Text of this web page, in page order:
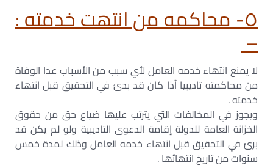
٥- محاكمه من انتھت خدمته :
–
لا يمنع انتھاء خدمه العامل لأي سبب من الأسباب عدا الوفاة
من محاكمته تاديبيا أذا كان قد بدئ في التحقيق قبل انتھاء
خدمته .
ويجوز في المخالفات التي يترتب عليھا ضياع حق من حقوق
الخزانة العامة للدولة إقامة الدعوى التاديبية ولو لم يكن قد
برئ في التحقيق قبل انتھاء خدمه العامل وذلك لمدة خمس
سنوات من تاريخ انتھائھا .